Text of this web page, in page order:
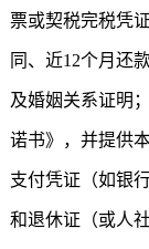
票或契税完税凭
同、近12个月还
及婚姻关系证明
诺书》，并提供
支付凭证（如银
和退休证（或人